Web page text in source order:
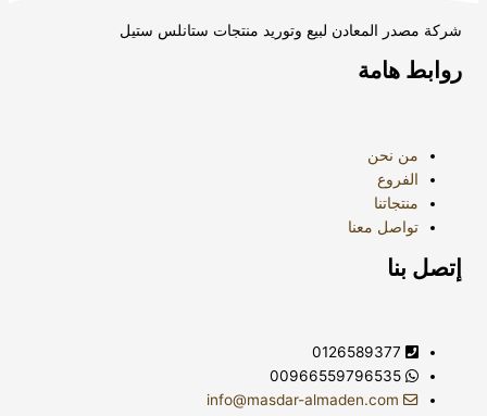
شركة مصدر المعادن لبيع وتوريد منتجات ستانلس ستيل
روابط هامة
من نحن
الفروع
منتجاتنا
تواصل معنا
إتصل بنا
0126589377
00966559796535
info@masdar-almaden.com